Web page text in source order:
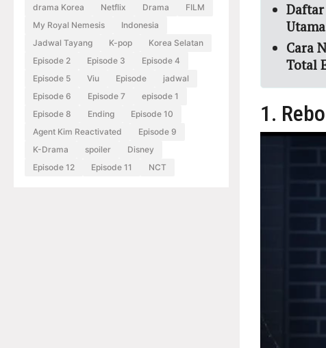
drama Korea Netflix Drama
FILM
My Royal Nemesis
Indonesia
Jadwal Tayang
K-pop
Korea Selatan
Episode 2
Episode 3
Episode 4
Episode 5
Viu Episode
jadwal
Episode 6
Episode 7
episode 1
Episode 8
Ending
Episode 10
Agent Kim Reactivated
Episode 9
K-Drama
spoiler
Disney
Episode 12
Episode 11 NCT
Cara
Total
1.